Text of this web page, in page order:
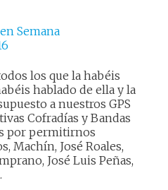
los que la habéis
hablado de ella y la
a nuestros GPS
Cofradías y Bandas
por permitirnos
Machín, José Roales,
José Luis Peñas,